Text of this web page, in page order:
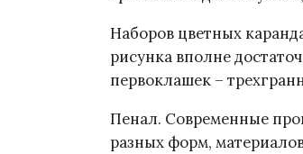
Наборов цветных
рисунка вполне
первоклашек –
Пенал. Современные
разных форм,